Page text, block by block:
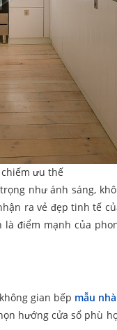
ưu thế
như ánh sáng,
ra vẻ đẹp tinh tế
điểm mạnh của
gian bếp mẫu
hướng cửa sổ phù